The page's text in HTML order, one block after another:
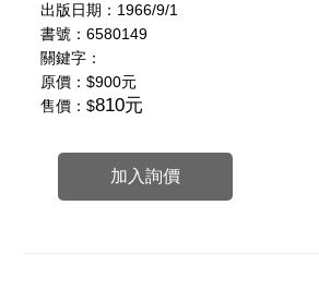
出版日期：1966/9/1
書號：6580149
關鍵字：
原價：$900元
售價：$810元
加入詢價